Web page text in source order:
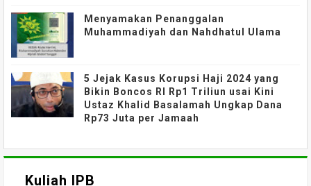
Menyamakan Penanggalan
Muhammadiyah dan Nahdhatul Ulama
5 Jejak Kasus Korupsi Haji 2024 yang
Bikin Boncos RI Rp1 Triliun usai Kini
Ustaz Khalid Basalamah Ungkap Dana
Rp73 Juta per Jamaah
Kuliah IPB